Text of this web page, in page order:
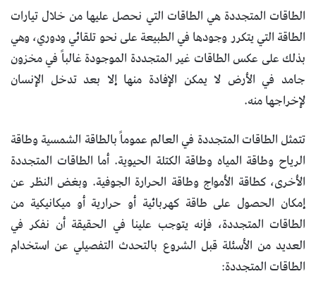
الطاقات المتجددة هي الطاقات التي نحصل عليها من خلال تيارات
الطاقة التي يتكرر وجودها في الطبيعة على نحو تلقائي ودوري، وهي
بذلك على عكس الطاقات غير المتجددة الموجودة غالباً في مخزون
جامد في الأرض لا يمكن الإفادة منها إلا بعد تدخل الإنسان
لإخراجها منه.
تتمثل الطاقات المتجددة في العالم عموماً بالطاقة الشمسية وطاقة
الرياح وطاقة المياه وطاقة الكتلة الحيوية. أما الطاقات المتجددة
الأخرى، كطاقة الأمواج وطاقة الحرارة الجوفية. وبغض النظر عن
إمكان الحصول على طاقة كهربائية أو حرارية أو ميكانيكية من
الطاقات المتجددة، فإنه يتوجب علينا في الحقيقة أن نفكر في
العديد من الأسئلة قبل الشروع بالتحدث التفصيلي عن استخدام
الطاقات المتجددة: